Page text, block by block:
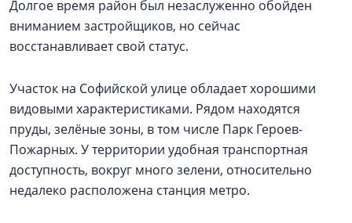
Долгое время район был незаслуженно обойден
вниманием застройщиков, но сейчас
восстанавливает свой статус.
Участок на Софийской улице обладает хорошими
видовыми характеристиками. Рядом находятся
пруды, зелёные зоны, в том числе Парк Героев-
Пожарных. У территории удобная транспортная
доступность, вокруг много зелени, относительно
недалеко расположена станция метро.